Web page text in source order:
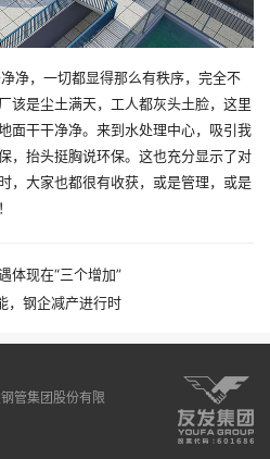
净，一切都显得那么有秩序，完全不
该是尘土满天，工人都灰头土脸，这里
面干干净净。来到水处理中心，吸引我
，抬头挺胸说环保。这也充分显示了对
，大家也都很有收获，或是管理，或是
体现在“三个增加”
，钢企减产进行时
管集团股份有限